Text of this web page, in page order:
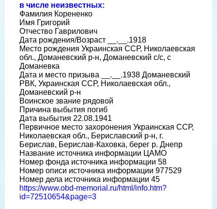
в числе неизвестных:
Фамилия Корененко
Имя Григорий
Отчество Гаврилович
Дата рождения/Возраст __.__.1918
Место рождения Украинская ССР, Николаевская
обл., Доманевский р-н, Доманевский с/с, с
Доманевка
Дата и место призыва __.__.1938 Доманевский
РВК, Украинская ССР, Николаевская обл.,
Доманевский р-н
Воинское звание рядовой
Причина выбытия погиб
Дата выбытия 22.08.1941
Первичное место захоронения Украинская ССР,
Николаевская обл., Бериславский р-н, г.
Берислав, Берислав-Каховка, берег р. Днепр
Название источника информации ЦАМО
Номер фонда источника информации 58
Номер описи источника информации 977529
Номер дела источника информации 45
https://www.obd-memorial.ru/html/info.htm?
id=72510654&page=3